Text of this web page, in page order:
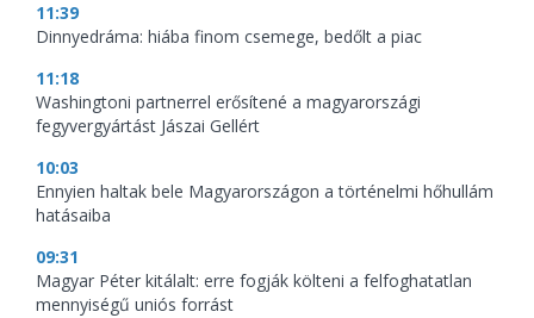
11:39
Dinnyedráma: hiába finom csemege, bedőlt a piac
11:18
Washingtoni partnerrel erősítené a magyarországi
fegyvergyártást Jászai Gellért
10:03
Ennyien haltak bele Magyarországon a történelmi hőhullám
hatásaiba
09:31
Magyar Péter kitálalt: erre fogják költeni a felfoghatatlan
mennyiségű uniós forrást